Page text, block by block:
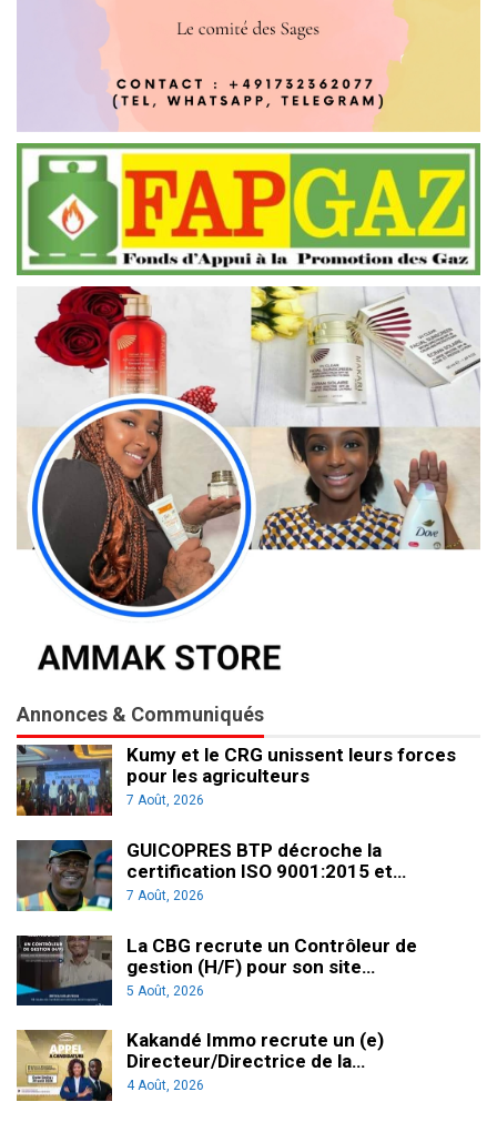
Annonces & Communiqués
Kumy et le CRG unissent leurs forces
pour les agriculteurs
7 Août, 2026
GUICOPRES BTP décroche la
certification ISO 9001:2015 et…
7 Août, 2026
La CBG recrute un Contrôleur de
gestion (H/F) pour son site…
5 Août, 2026
Kakandé Immo recrute un (e)
Directeur/Directrice de la…
4 Août, 2026